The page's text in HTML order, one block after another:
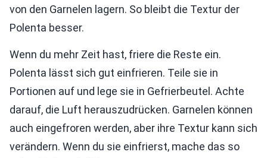
von den Garnelen lagern. So bleibt die Textur der
Polenta besser.
Wenn du mehr Zeit hast, friere die Reste ein.
Polenta lässt sich gut einfrieren. Teile sie in
Portionen auf und lege sie in Gefrierbeutel. Achte
darauf, die Luft herauszudrücken. Garnelen können
auch eingefroren werden, aber ihre Textur kann sich
verändern. Wenn du sie einfrierst, mache das so